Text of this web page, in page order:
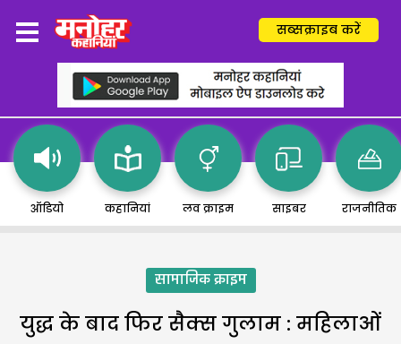
सब्सक्राइब करें
ऑडियो कहानियां लव क्राइम साइबर राजनीतिक
सामाजिक क्राइम
युद्ध के बाद फिर सैक्स गुलाम : महिलाओं